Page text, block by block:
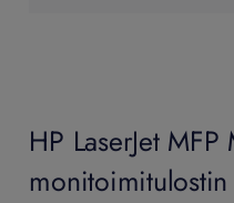
HP LaserJet
monitoimitulostin